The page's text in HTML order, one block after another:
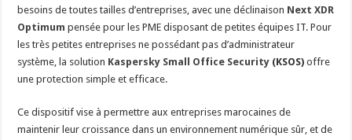
besoins de toutes tailles d’entreprises, avec une déclinaison Next XDR
Optimum pensée pour les PME disposant de petites équipes IT. Pour
les très petites entreprises ne possédant pas d’administrateur
système, la solution Kaspersky Small Office Security (KSOS) offre
une protection simple et efficace.
Ce dispositif vise à permettre aux entreprises marocaines de
maintenir leur croissance dans un environnement numérique sûr, et de